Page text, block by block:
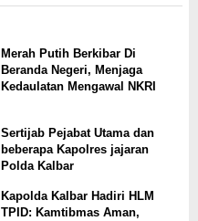
Merah Putih Berkibar Di
Beranda Negeri, Menjaga
Kedaulatan Mengawal NKRI
Sertijab Pejabat Utama dan
beberapa Kapolres jajaran
Polda Kalbar
Kapolda Kalbar Hadiri HLM
TPID: Kamtibmas Aman,